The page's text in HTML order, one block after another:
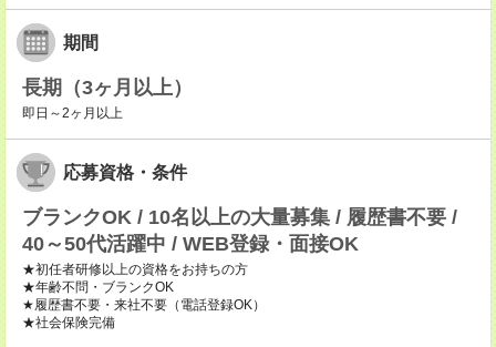
期間
長期（3ヶ月以上）
即日～2ヶ月以上
応募資格・条件
ブランクOK / 10名以上の大量募集 / 履歴書不要 /
40～50代活躍中 / WEB登録・面接OK
★初任者研修以上の資格をお持ちの方
★年齢不問・ブランクOK
★履歴書不要・来社不要（電話登録OK）
★社会保険完備